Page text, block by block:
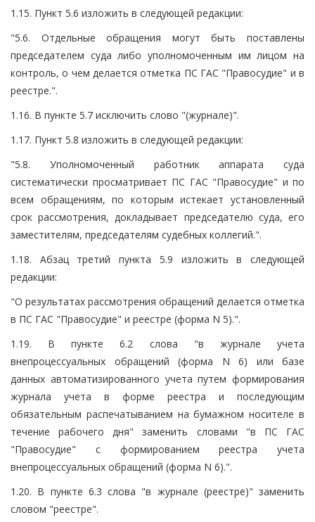
1.15. Пункт 5.6 изложить в следующей редакции:
"5.6. Отдельные обращения могут быть поставлены
председателем суда либо уполномоченным им лицом на
контроль, о чем делается отметка ПС ГАС "Правосудие" и в
реестре.".
1.16. В пункте 5.7 исключить слово "(журнале)".
1.17. Пункт 5.8 изложить в следующей редакции:
"5.8. Уполномоченный работник аппарата суда
систематически просматривает ПС ГАС "Правосудие" и по
всем обращениям, по которым истекает установленный
срок рассмотрения, докладывает председателю суда, его
заместителям, председателям судебных коллегий.".
1.18. Абзац третий пункта 5.9 изложить в следующей
редакции:
"О результатах рассмотрения обращений делается отметка
в ПС ГАС "Правосудие" и реестре (форма N 5).".
1.19. В пункте 6.2 слова "в журнале учета
внепроцессуальных обращений (форма N 6) или базе
данных автоматизированного учета путем формирования
журнала учета в форме реестра и последующим
обязательным распечатыванием на бумажном носителе в
течение рабочего дня" заменить словами "в ПС ГАС
"Правосудие" с формированием реестра учета
внепроцессуальных обращений (форма N 6).".
1.20. В пункте 6.3 слова "в журнале (реестре)" заменить
словом "реестре".